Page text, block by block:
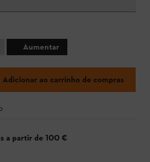
Aumentar
Adicionar ao carrinho de compras
a partir de 100 €